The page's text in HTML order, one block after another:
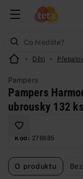
Děti
Pampers
Pampers
ubrousky 132 ks
Kód: 276685
O produktu